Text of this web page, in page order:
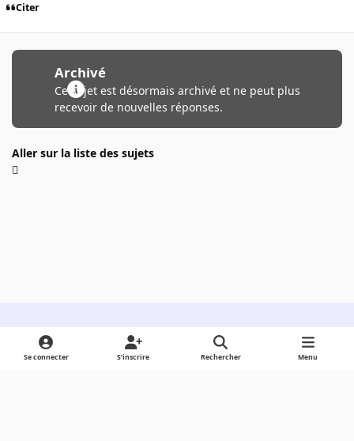
Citer
Archivé
Ce sujet est désormais archivé et ne peut plus
recevoir de nouvelles réponses.
Aller sur la liste des sujets
Light ModeDark ModeSystem Preference
Se connecter S’inscrire Rechercher Menu